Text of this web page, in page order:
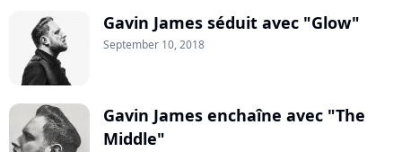
Gavin James séduit avec "Glow"
September 10, 2018
Gavin James enchaîne avec "The
Middle"